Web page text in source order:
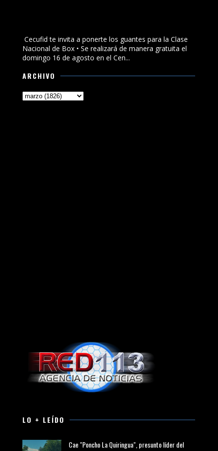
Cecufid te invita a ponerte los guantes para la Clase
Nacional de Box • Se realizará de manera gratuita el
domingo 16 de agosto en el Cen...
ARCHIVO
LO + LEÍDO
Cae "Poncho La Quiringua", presunto líder del